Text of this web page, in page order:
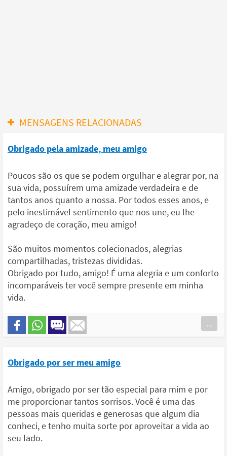
MENSAGENS RELACIONADAS
Obrigado pela amizade, meu amigo
Poucos são os que se podem orgulhar e alegrar por, na
sua vida, possuírem uma amizade verdadeira e de
tantos anos quanto a nossa. Por todos esses anos, e
pelo inestimável sentimento que nos une, eu lhe
agradeço de coração, meu amigo!
São muitos momentos colecionados, alegrias
compartilhadas, tristezas divididas.
Obrigado por tudo, amigo! É uma alegria e um conforto
incomparáveis ter você sempre presente em minha
vida.
...
Obrigado por ser meu amigo
Amigo, obrigado por ser tão especial para mim e por
me proporcionar tantos sorrisos. Você é uma das
pessoas mais queridas e generosas que algum dia
conheci, e tenho muita sorte por aproveitar a vida ao
seu lado.